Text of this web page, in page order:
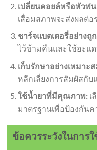
เปลี่ยนคอยล์หรือหัวพ่
เสื่อมสภาพจะส่งผลต่
ชาร์จแบตเตอรี่อย่างถู
ไว้ข้ามคืนและใช้อะแ
เก็บรักษาอย่างเหมาะ
หลีกเลี่ยงการสัมผัสกับ
ใช้น้ำยาที่มีคุณภาพ:เ
มาตรฐานเพื่อป้องกัน
ข้อควรระวังในการ